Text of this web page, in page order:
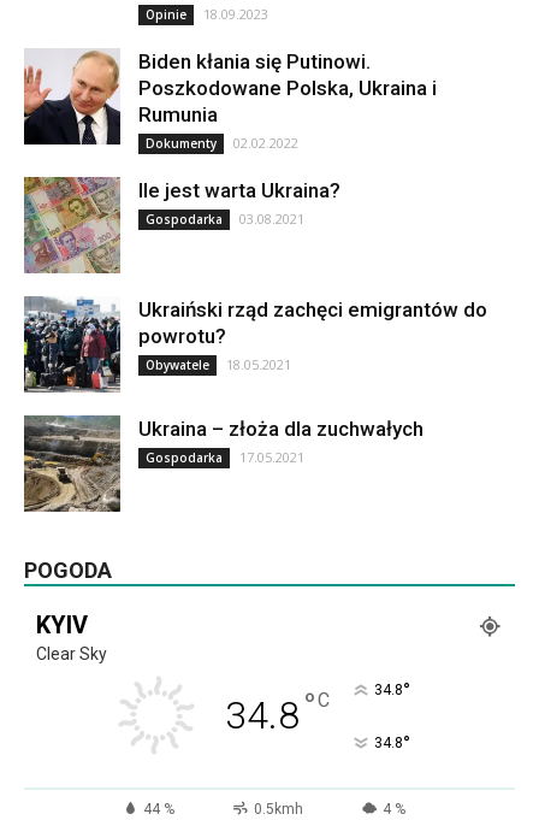
Opinie 18.09.2023
Biden kłania się Putinowi.
Poszkodowane Polska, Ukraina i
Rumunia
Dokumenty 02.02.2022
Ile jest warta Ukraina?
Gospodarka 03.08.2021
Ukraiński rząd zachęci emigrantów do
powrotu?
Obywatele 18.05.2021
Ukraina – złoża dla zuchwałych
Gospodarka 17.05.2021
POGODA
KYIV
Clear Sky
34.8°C 34.8°
34.8°
44 % 0.5kmh 4 %